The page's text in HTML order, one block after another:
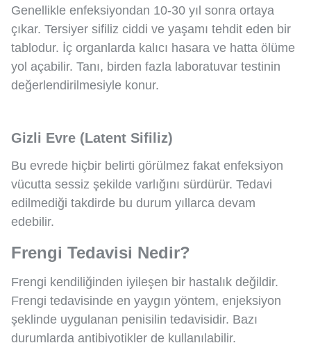
Genellikle enfeksiyondan 10-30 yıl sonra ortaya
çıkar. Tersiyer sifiliz ciddi ve yaşamı tehdit eden bir
tablodur. İç organlarda kalıcı hasara ve hatta ölüme
yol açabilir. Tanı, birden fazla laboratuvar testinin
değerlendirilmesiyle konur.
Gizli Evre (Latent Sifiliz)
Bu evrede hiçbir belirti görülmez fakat enfeksiyon
vücutta sessiz şekilde varlığını sürdürür. Tedavi
edilmediği takdirde bu durum yıllarca devam
edebilir.
Frengi Tedavisi Nedir?
Frengi kendiliğinden iyileşen bir hastalık değildir.
Frengi tedavisinde en yaygın yöntem, enjeksiyon
şeklinde uygulanan penisilin tedavisidir. Bazı
durumlarda antibiyotikler de kullanılabilir.